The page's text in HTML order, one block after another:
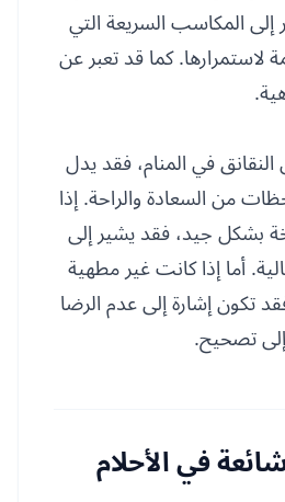
المكاسب السريعة التي
لاستمرارها. كما قد تعبر عن
في المنام، فقد يدل
من السعادة والراحة. إذا
بشكل جيد، فقد يشير إلى
أما إذا كانت غير مطهية
تكون إشارة إلى عدم الرضا
إلى تصحيح.
في الأحلام